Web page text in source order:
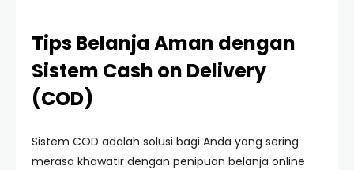
Tips Belanja Aman dengan
Sistem Cash on Delivery
(COD)
Sistem COD adalah solusi bagi Anda yang sering
merasa khawatir dengan penipuan belanja online